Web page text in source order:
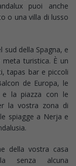
puoi anche
o una villa di lusso
della Spagna, e
turistica. È un
tapas bar e piccoli
de Europa, le
e la piazza con le
la vostra zona di
spiagge a Nerja e
della vostra casa
senza alcuna